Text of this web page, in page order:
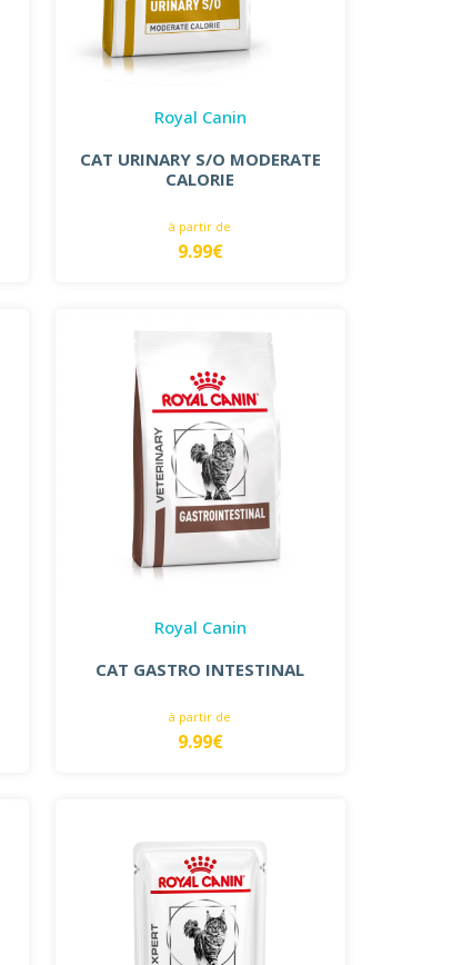
Royal Canin
CAT URINARY S/O MODERATE
CALORIE
à partir de
9.99€
Royal Canin
CAT GASTRO INTESTINAL
à partir de
9.99€